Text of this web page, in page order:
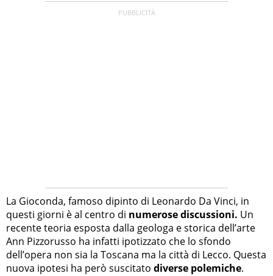
La Gioconda, famoso dipinto di Leonardo Da Vinci, in
questi giorni è al centro di numerose discussioni. Un
recente teoria esposta dalla geologa e storica dell’arte
Ann Pizzorusso ha infatti ipotizzato che lo sfondo
dell’opera non sia la Toscana ma la città di Lecco. Questa
nuova ipotesi ha però suscitato diverse polemiche.